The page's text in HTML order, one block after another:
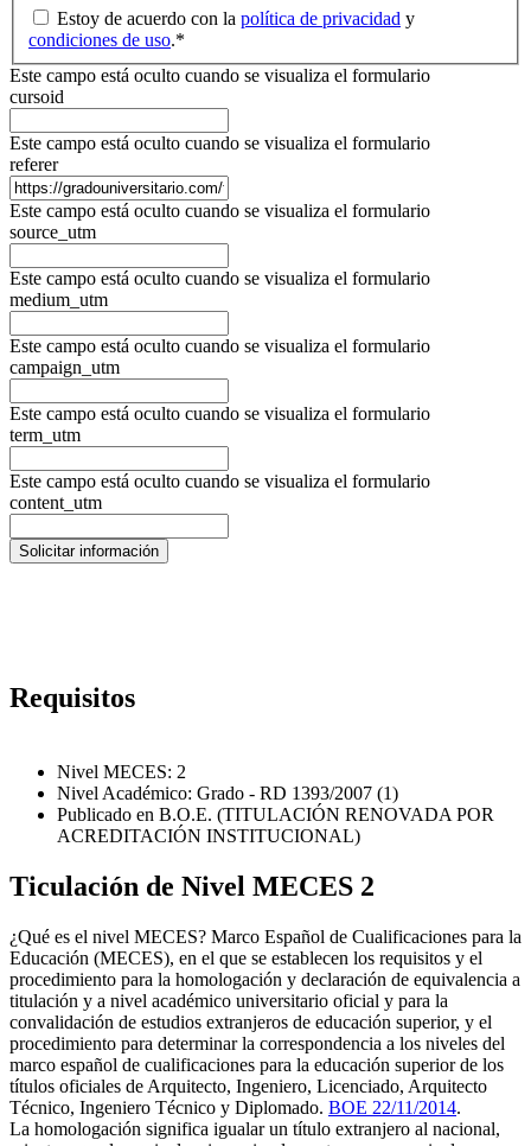
Estoy de acuerdo con la política de privacidad y
condiciones de uso.*
Este campo está oculto cuando se visualiza el formulario
cursoid
Este campo está oculto cuando se visualiza el formulario
referer
Este campo está oculto cuando se visualiza el formulario
source_utm
Este campo está oculto cuando se visualiza el formulario
medium_utm
Este campo está oculto cuando se visualiza el formulario
campaign_utm
Este campo está oculto cuando se visualiza el formulario
term_utm
Este campo está oculto cuando se visualiza el formulario
content_utm
Requisitos
Nivel MECES: 2
Nivel Académico: Grado - RD 1393/2007 (1)
Publicado en B.O.E. (TITULACIÓN RENOVADA POR
ACREDITACIÓN INSTITUCIONAL)
Ticulación de Nivel MECES 2
¿Qué es el nivel MECES? Marco Español de Cualificaciones para la
Educación (MECES), en el que se establecen los requisitos y el
procedimiento para la homologación y declaración de equivalencia a
titulación y a nivel académico universitario oficial y para la
convalidación de estudios extranjeros de educación superior, y el
procedimiento para determinar la correspondencia a los niveles del
marco español de cualificaciones para la educación superior de los
títulos oficiales de Arquitecto, Ingeniero, Licenciado, Arquitecto
Técnico, Ingeniero Técnico y Diplomado. BOE 22/11/2014.
La homologación significa igualar un título extranjero al nacional,